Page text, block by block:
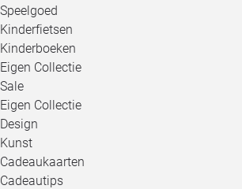
Speelgoed
Kinderfietsen
Kinderboeken
Eigen Collectie
Sale
Eigen Collectie
Design
Kunst
Cadeaukaarten
Cadeautips